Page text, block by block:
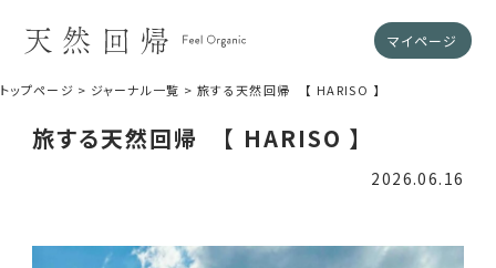
マイページ
トップページ ジャーナル一覧 旅する天然回帰 【 HARISO 】
旅する天然回帰 【 HARISO 】
2026.06.16